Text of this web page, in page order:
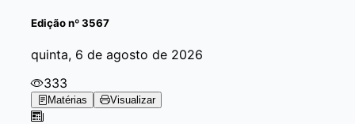
Ediçãonº 3567
quinta, 6 de agosto de 2026
333
Matérias Visualizar